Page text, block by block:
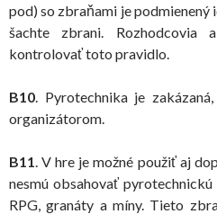
pod) so zbraňami je
šachte zbrani. Rozhodcovia
kontrolovať toto pravidlo.
B10. Pyrotechnika je
organizátorom.
B11. V hre je možné použiť aj
nesmú obsahovať
RPG, granáty a míny. Tieto